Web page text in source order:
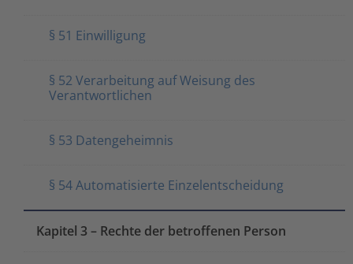
§ 51 Einwilligung
§ 52 Verarbeitung auf Weisung des
Verantwortlichen
§ 53 Datengeheimnis
§ 54 Automatisierte Einzelentscheidung
Kapitel 3 – Rechte der betroffenen Person